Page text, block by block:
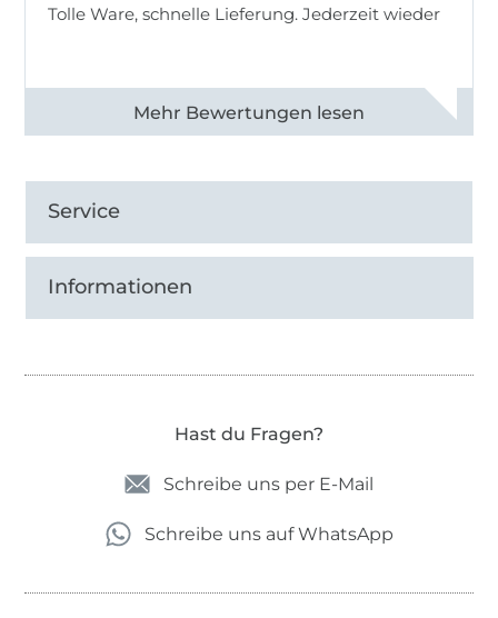
Tolle Ware, schnelle Lieferung. Jederzeit wieder
Alle 83013 Bewertungen ansehen
Service
Informationen
Hast du Fragen?
Schreibe uns per E-Mail
Schreibe uns auf WhatsApp